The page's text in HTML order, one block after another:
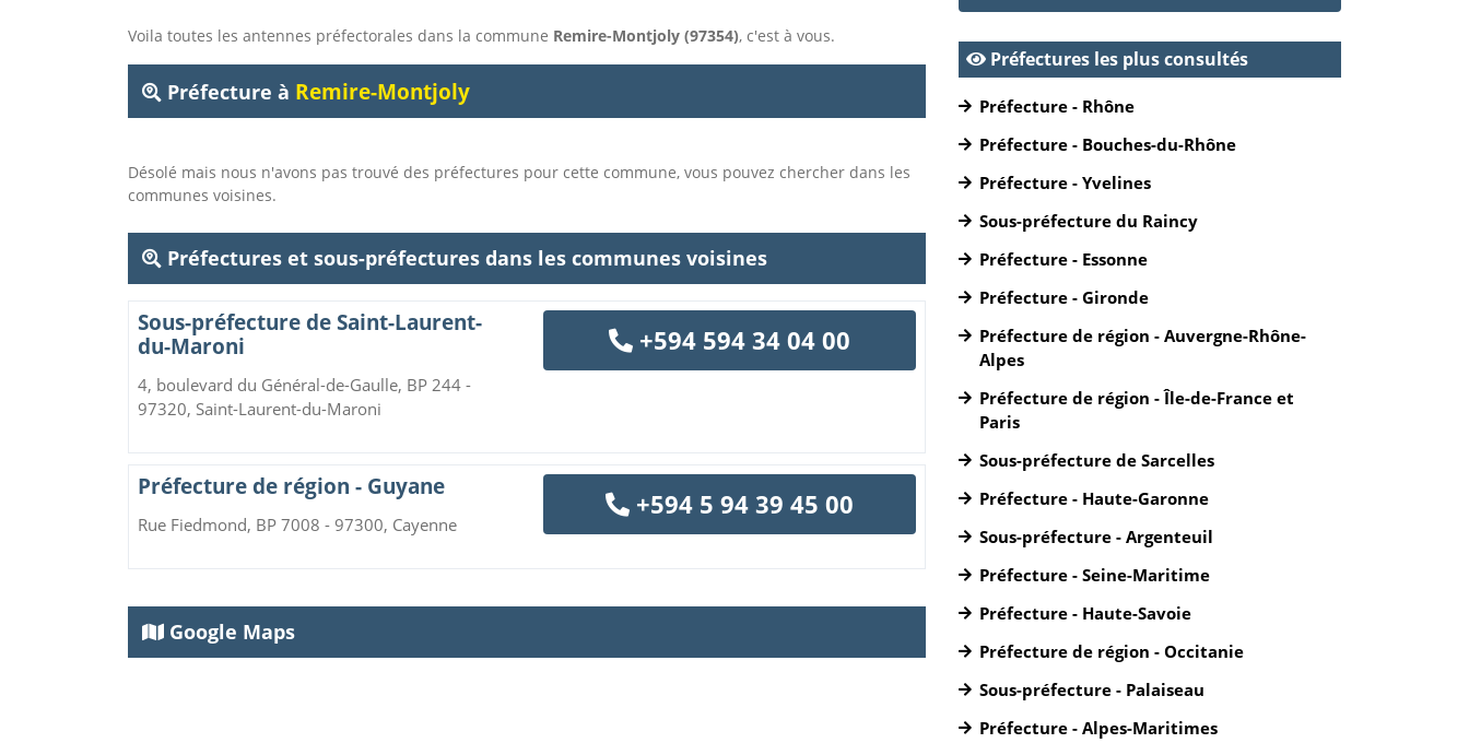
Voila toutes les antennes préfectorales dans la commune Remire-Montjoly (97354), c'est à vous.
Préfecture à Remire-Montjoly
Désolé mais nous n'avons pas trouvé des préfectures pour cette commune, vous pouvez chercher dans les
communes voisines.
Préfectures et sous-préfectures dans les communes voisines
Sous-préfecture de Saint-Laurent-
du-Maroni
4, boulevard du Général-de-Gaulle, BP 244 -
97320, Saint-Laurent-du-Maroni
+594 594 34 04 00
Préfecture de région - Guyane
Rue Fiedmond, BP 7008 - 97300, Cayenne
+594 5 94 39 45 00
Google Maps
Préfectures les plus consultés
Préfecture - Rhône
Préfecture - Bouches-du-Rhône
Préfecture - Yvelines
Sous-préfecture du Raincy
Préfecture - Essonne
Préfecture - Gironde
Préfecture de région - Auvergne-Rhône-
Alpes
Préfecture de région - Île-de-France et
Paris
Sous-préfecture de Sarcelles
Préfecture - Haute-Garonne
Sous-préfecture - Argenteuil
Préfecture - Seine-Maritime
Préfecture - Haute-Savoie
Préfecture de région - Occitanie
Sous-préfecture - Palaiseau
Préfecture - Alpes-Maritimes